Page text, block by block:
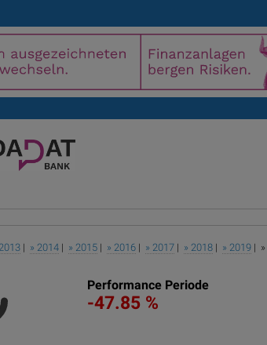
| » 2014 | » 2015 | » 2016 | » 2017 | » 2018 | » 2019 | »
Performance Periode
-47.85 %